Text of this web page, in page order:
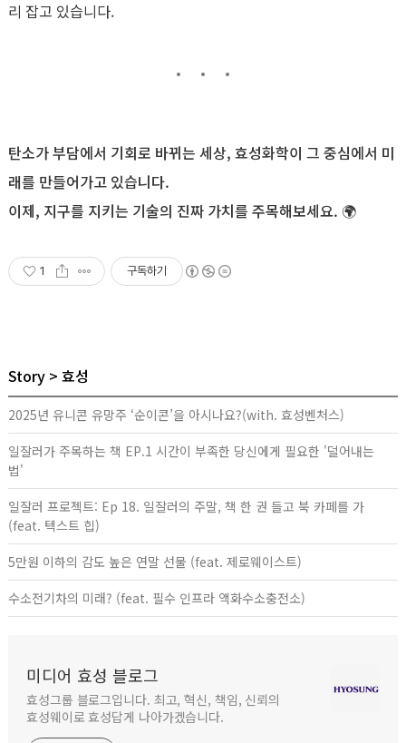
리 잡고 있습니다.
탄소가 부담에서 기회로 바뀌는 세상, 효성화학이 그 중심에서 미
래를 만들어가고 있습니다.
이제, 지구를 지키는 기술의 진짜 가치를 주목해보세요. 🌍
1 구독하기
Story 효성
2025년 유니콘 유망주 ‘순이콘’을 아시나요?(with. 효성벤처스)
일잘러가 주목하는 책 EP.1 시간이 부족한 당신에게 필요한 '덜어내는
법'
일잘러 프로젝트: Ep 18. 일잘러의 주말, 책 한 권 들고 북 카페를 가
(feat. 텍스트 힙)
5만원 이하의 감도 높은 연말 선물 (feat. 제로웨이스트)
수소전기차의 미래? (feat. 필수 인프라 액화수소충전소)
미디어 효성 블로그
효성그룹 블로그입니다. 최고, 혁신, 책임, 신뢰의
효성웨이로 효성답게 나아가겠습니다.